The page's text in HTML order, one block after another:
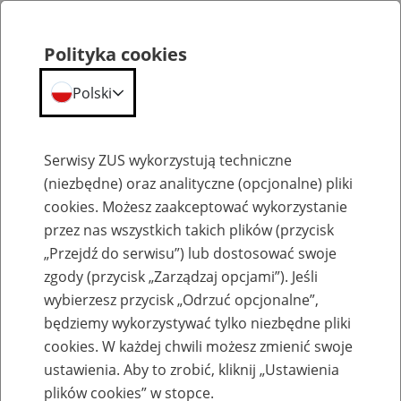
Wsparcie na każdym etapie życia
Słowniczek
Polityka cookies
Polski
Serwisy ZUS wykorzystują techniczne
(niezbędne) oraz analityczne (opcjonalne) pliki
cookies. Możesz zaakceptować wykorzystanie
przez nas wszystkich takich plików (przycisk
„Przejdź do serwisu”) lub dostosować swoje
zgody (przycisk „Zarządzaj opcjami”). Jeśli
wybierzesz przycisk „Odrzuć opcjonalne”,
będziemy wykorzystywać tylko niezbędne pliki
cookies. W każdej chwili możesz zmienić swoje
ustawienia. Aby to zrobić, kliknij „Ustawienia
plików cookies” w stopce.